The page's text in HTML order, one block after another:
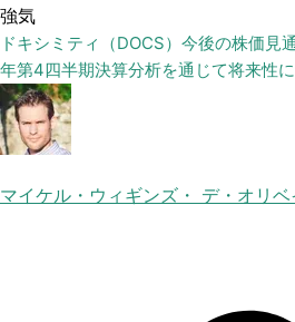
強気
ドキシミティ（DOCS）今後の株価見
年第4四半期決算分析を通じて将来性に
マイケル・ウィギンズ・ デ・オリベ